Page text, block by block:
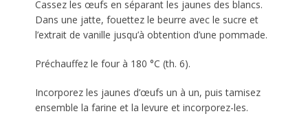
Cassez les œufs en séparant les jaunes des blancs.
Dans une jatte, fouettez le beurre avec le sucre et
l’extrait de vanille jusqu’à obtention d’une pommade.
Préchauffez le four à 180 °C (th. 6).
Incorporez les jaunes d’œufs un à un, puis tamisez
ensemble la farine et la levure et incorporez-les.